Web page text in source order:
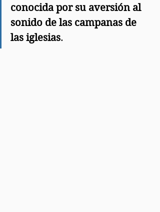
conocida por su aversión al
sonido de las campanas de
las iglesias.